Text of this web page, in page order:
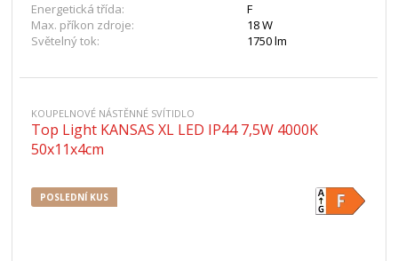
Energetická třída:
F
Max. příkon zdroje:
18 W
Světelný tok:
1750 lm
KOUPELNOVÉ NÁSTĚNNÉ SVÍTIDLO
Top Light KANSAS XL LED IP44 7,5W 4000K
50x11x4cm
POSLEDNÍ KUS